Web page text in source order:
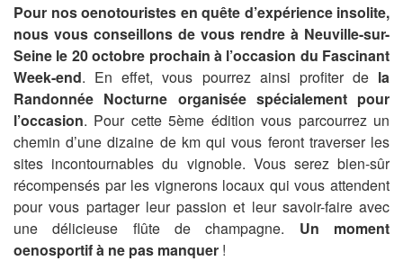
Pour nos oenotouristes en quête d’expérience insolite,
nous vous conseillons de vous rendre à Neuville-sur-
Seine le 20 octobre prochain à l’occasion du Fascinant
Week-end. En effet, vous pourrez ainsi profiter de la
Randonnée Nocturne organisée spécialement pour
l’occasion. Pour cette 5ème édition vous parcourrez un
chemin d’une dizaine de km qui vous feront traverser les
sites incontournables du vignoble. Vous serez bien-sûr
récompensés par les vignerons locaux qui vous attendent
pour vous partager leur passion et leur savoir-faire avec
une délicieuse flûte de champagne. Un moment
oenosportif à ne pas manquer !